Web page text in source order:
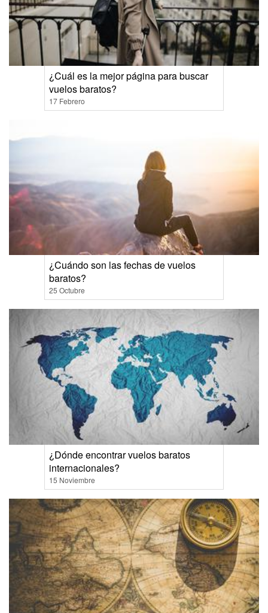
¿Cuál es la mejor página para buscar
vuelos baratos?
17 Febrero
¿Cuándo son las fechas de vuelos
baratos?
25 Octubre
¿Dónde encontrar vuelos baratos
internacionales?
15 Noviembre